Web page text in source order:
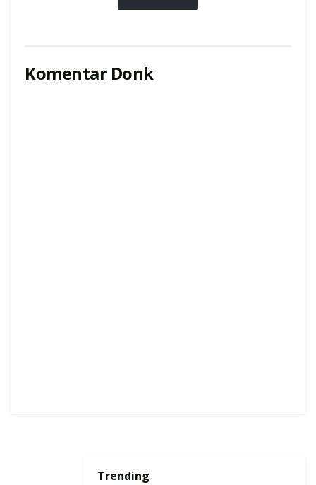
Komentar Donk
Trending